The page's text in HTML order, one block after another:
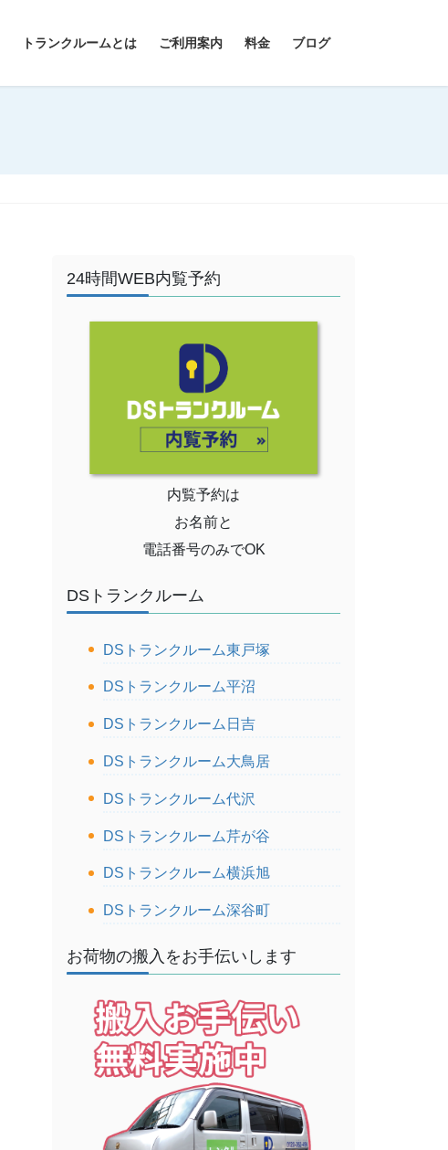
トランクルームとは ご利用案内 料金 ブログ
24時間WEB内覧予約
内覧予約は
お名前と
電話番号のみでOK
DSトランクルーム
DSトランクルーム東戸塚
DSトランクルーム平沼
DSトランクルーム日吉
DSトランクルーム大鳥居
DSトランクルーム代沢
DSトランクルーム芹が谷
DSトランクルーム横浜旭
DSトランクルーム深谷町
お荷物の搬入をお手伝いします